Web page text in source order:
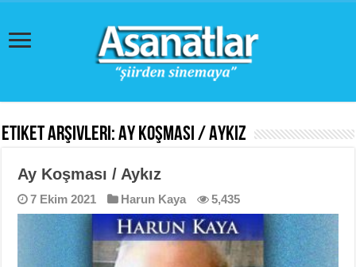
Etiket Arşivleri:Ay Koşması / Aykız
Ay Koşması / Aykız
7 Ekim 2021 Harun Kaya 5,435